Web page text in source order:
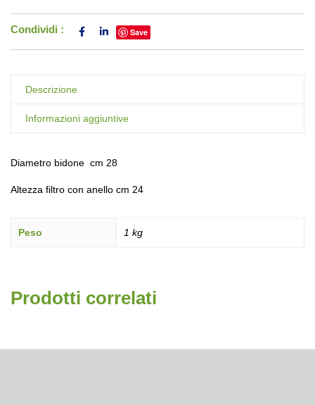
Condividi : Save
Descrizione
Informazioni aggiuntive
Diametro bidone cm 28
Altezza filtro con anello cm 24
Peso 1 kg
Prodotti correlati